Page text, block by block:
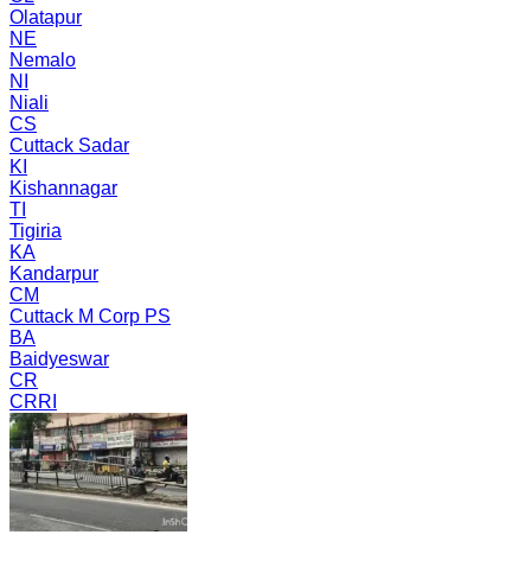
Olatapur
NE
Nemalo
NI
Niali
CS
Cuttack Sadar
KI
Kishannagar
TI
Tigiria
KA
Kandarpur
CM
Cuttack M Corp PS
BA
Baidyeswar
CR
CRRI